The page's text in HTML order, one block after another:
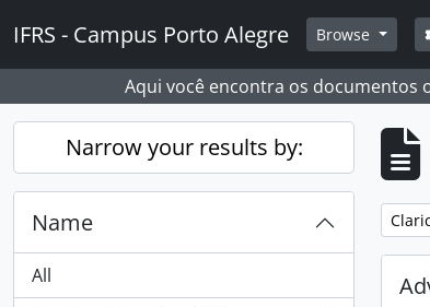
IFRS - Campus Porto Alegre Browse
Aqui você encontra os documentos
Narrow your results by:
Name
All